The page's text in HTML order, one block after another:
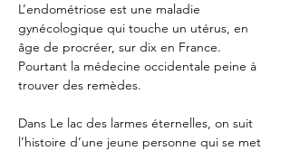
L’endométriose est une maladie
gynécologique qui touche un utérus, en
âge de procréer, sur dix en France.
Pourtant la médecine occidentale peine à
trouver des remèdes.
Dans Le lac des larmes éternelles, on suit
l’histoire d’une jeune personne qui se met